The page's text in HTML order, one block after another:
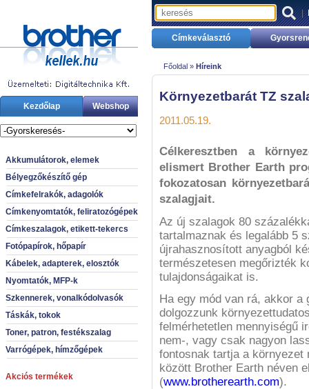
Kezdőlap Webshop
Akkumulátorok, elemek
Bélyegzőkészítő gép
Címkefelrakók, adagolók
Címkenyomtatók, feliratozógépek
Címkeszalagok, etikett-tekercs
Fotópapírok, hőpapír
Kábelek, adapterek, elosztók
Nyomtatók, MFP-k
Szkennerek, vonalkódolvasók
Táskák, tokok
Toner, patron, festékszalag
Varrógépek, hímzőgépek
Akciós termékek
|
Címkeválasztó
Főoldal » Híreink
Környezetbarát TZ
2011.05.19.
Célkeresztben a
elismert Brother Earth
fokozatosan
szalagjait.
Az új szalagok 80
tartalmaznak és legalább 5
újrahasznosított anyagból
természetesen megőrizték
tulajdonságaikat is.
Ha egy mód van rá, akkor a
dolgozzunk
felmérhetetlen mennyiségű
nem-, vagy csak nagyon
fontosnak tartja a környezet
között Brother Earth néven
(www.brotherearth.com).